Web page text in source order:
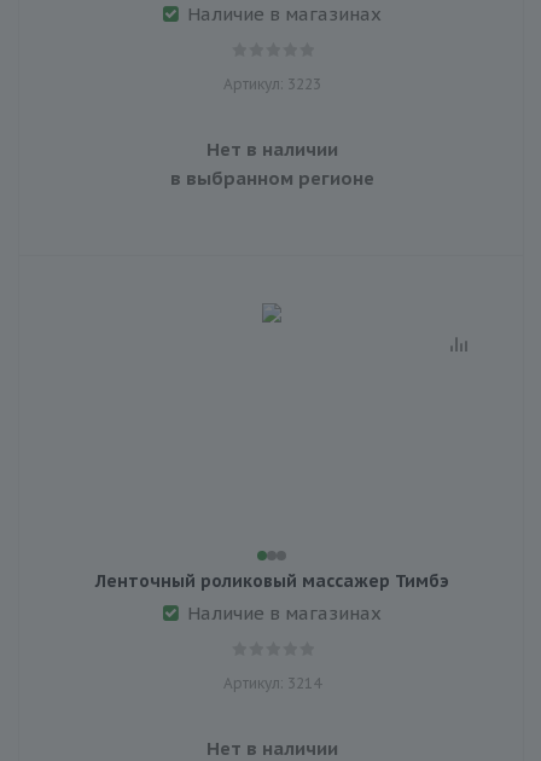
Наличие в магазинах
Артикул: 3223
Нет в наличии
в выбранном регионе
Ленточный роликовый массажер Тимбэ
Наличие в магазинах
Артикул: 3214
Нет в наличии